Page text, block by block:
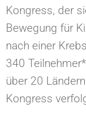
Kongress, der
Bewegung für
nach einer
340
über 20
Kongress